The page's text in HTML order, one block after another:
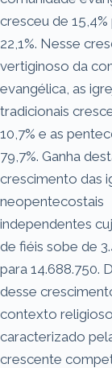
cresceu de 15,4%
22,1%. Nesse
vertiginoso da
evangélica, as
tradicionais
10,7% e as
79,7%. Ganha
crescimento das
neopentecostais
independentes
de fiéis sobe de
para 14.688.750.
desse
contexto religioso
caracterizado
crescente